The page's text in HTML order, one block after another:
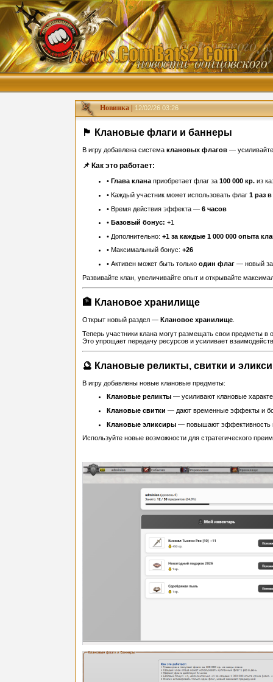
Новинка | 12/02/26 03:26
🏴 Клановые флаги и баннеры
В игру добавлена система клановых флагов—
📌 Как это работает:
• Глава кланаприобретает флаг за 100 000 кр.из
• Каждый участник может использовать флаг 1 раз
• Время действия эффекта — 6 часов
• Базовый бонус: +1
• Дополнительно: +1 за каждые 1 000 000 опыта
• Максимальный бонус: +26
• Активен может быть только один флаг— новый
Развивайте клан, увеличивайте опыт и открывайте
🏦 Клановое хранилище
Открыт новый раздел — Клановое хранилище.
Теперь участники клана могут размещать свои предметы
Это упрощает передачу ресурсов и усиливает
🔮 Клановые реликты, свитки и
В игру добавлены новые клановые предметы:
Клановые реликты— усиливают клановые
Клановые свитки — дают временные эффекты и
Клановые эликсиры— повышают эффективность
Используйте новые возможности для стратегического